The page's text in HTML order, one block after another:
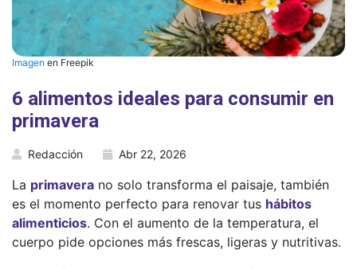
Imagen en Freepik
6 alimentos ideales para consumir en
primavera
Redacción Abr 22, 2026
La primavera no solo transforma el paisaje, también
es el momento perfecto para renovar tus hábitos
alimenticios. Con el aumento de la temperatura, el
cuerpo pide opciones más frescas, ligeras y nutritivas.